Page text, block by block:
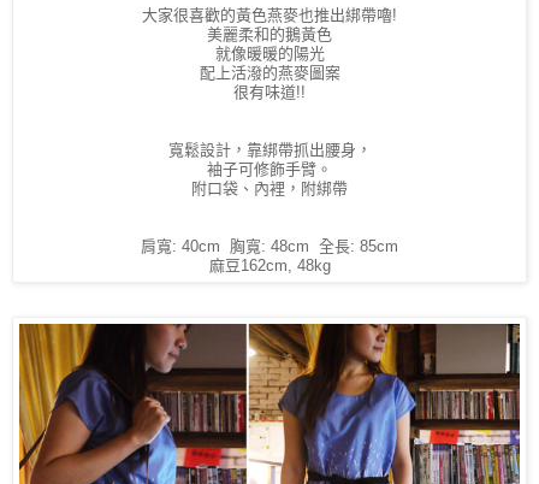
大家很喜歡的黃色燕麥也推出綁帶嚕!
美麗柔和的鵝黃色
就像暖暖的陽光
配上活潑的燕麥圖案
很有味道!!
寬鬆設計，靠綁帶抓出腰身，
袖子可修飾手臂。
附口袋、內裡，附綁帶
肩寬: 40cm 胸寬: 48cm 全長: 85cm
麻豆162cm, 48kg